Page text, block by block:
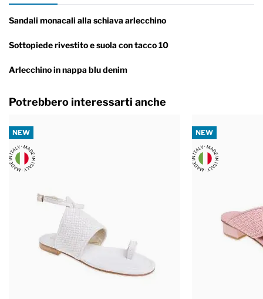
Sandali monacali alla schiava arlecchino
Sottopiede rivestito e suola con tacco 10
Arlecchino in nappa blu denim
Potrebbero interessarti anche
NEW NEW